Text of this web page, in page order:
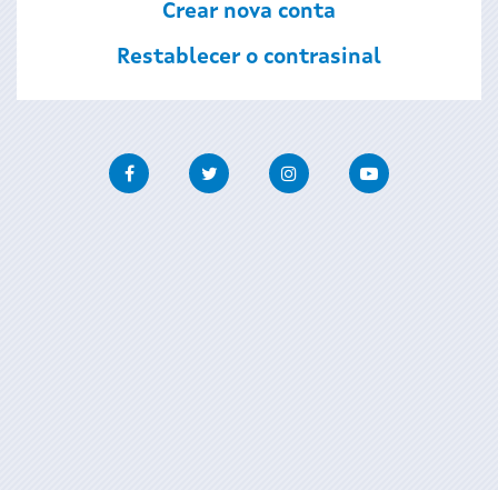
Crear nova conta
Restablecer o contrasinal
FacebookTwitter InstagramYoutube